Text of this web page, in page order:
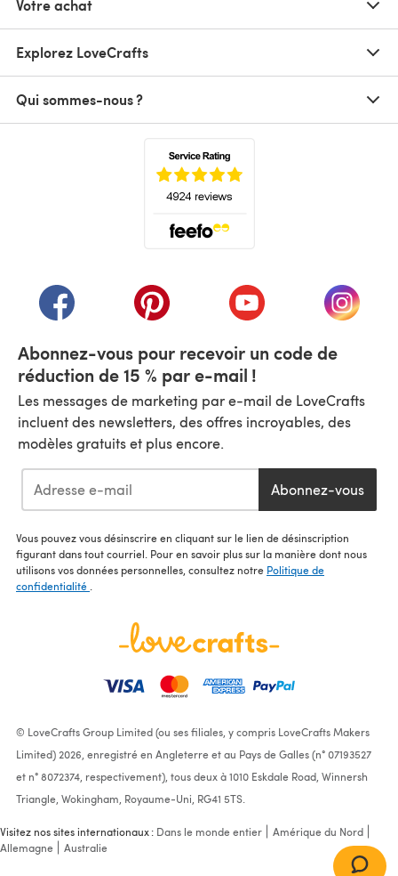
Votre achat
Explorez LoveCrafts
Qui sommes-nous ?
(s'ouvre dans un nouvel onglet)
(s'ouvre dans un nouvel onglet)
(s'ouvre dans un(s'ouvre
Abonnez-vous pour recevoir un code de
réduction de 15 % par e-mail !
Les messages de marketing par e-mail de LoveCrafts
incluent des newsletters, des offres incroyables, des
modèles gratuits et plus encore.
Abonnez-vous
Vous pouvez vous désinscrire en cliquant sur le lien de désinscription
figurant dans tout courriel. Pour en savoir plus sur la manière dont nous
utilisons vos données personnelles, consultez notre Politique de
confidentialité
© LoveCrafts Group Limited (ou ses filiales, y compris LoveCrafts Makers
Limited) 2026, enregistré en Angleterre et au Pays de Galles (n° 07193527
et n° 8072374, respectivement), tous deux à 1010 Eskdale Road, Winnersh
Triangle, Wokingham, Royaume-Uni, RG41 5TS.
Visitez nos sites internationaux : Dans le monde entier
Amérique du Nord
Allemagne
Australie